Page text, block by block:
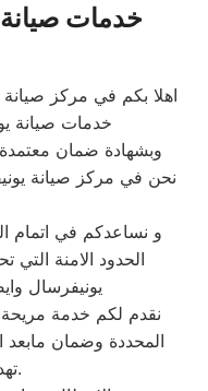
خدمات صيانة
خدمات صيانة
وبشهادة ضمان
نحن في مركز صيانة
و نساعدكم في اتمام
الحدود الامنة التي
يونيفرسال
نقدم لكم خدمة مريحة
المحددة وضمان مابعد
تهدر الوقت والمال.